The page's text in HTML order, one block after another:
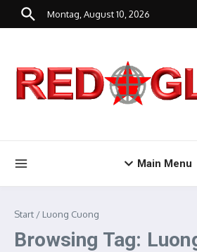
Zum Inhalt springen
Montag, August 10, 2026
Main Menu
Start / Luong Cuong
Browsing Tag: